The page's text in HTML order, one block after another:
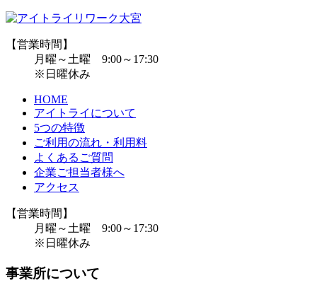
【営業時間】
月曜～土曜 9:00～17:30
※日曜休み
HOME
アイトライについて
5つの特徴
ご利用の流れ・利用料
よくあるご質問
企業ご担当者様へ
アクセス
【営業時間】
月曜～土曜 9:00～17:30
※日曜休み
事業所について